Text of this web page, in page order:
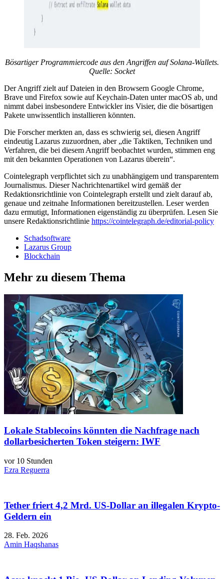
Bösartiger Programmiercode aus den Angriffen auf Solana-Wallets.
Quelle: Socket
Der Angriff zielt auf Dateien in den Browsern Google Chrome,
Brave und Firefox sowie auf Keychain-Daten unter macOS ab, und
nimmt dabei insbesondere Entwickler ins Visier, die die bösartigen
Pakete unwissentlich installieren könnten.
Die Forscher merkten an, dass es schwierig sei, diesen Angriff
eindeutig Lazarus zuzuordnen, aber „die Taktiken, Techniken und
Verfahren, die bei diesem Angriff beobachtet wurden, stimmen eng
mit den bekannten Operationen von Lazarus überein“.
Cointelegraph verpflichtet sich zu unabhängigem und transparentem
Journalismus. Dieser Nachrichtenartikel wird gemäß der
Redaktionsrichtlinie von Cointelegraph erstellt und zielt darauf ab,
genaue und zeitnahe Informationen bereitzustellen. Leser werden
dazu ermutigt, Informationen eigenständig zu überprüfen. Lesen Sie
unsere Redaktionsrichtlinie https://cointelegraph.de/editorial-policy
Schadsoftware
Lazarus Group
Blockchain
Mehr zu diesem Thema
Lokale Stablecoins könnten die Nachfrage nach
dollarbesicherten Token steigern: IWF
vor 10 Stunden
Ezra Reguerra
Tether friert 4,2 Mrd. US-Dollar an illegalen Krypto-
Geldern ein
28. Feb. 2026
Amin Haqshanas